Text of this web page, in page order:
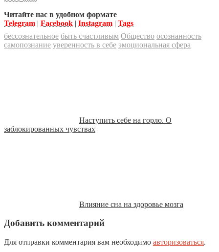
Читайте нас в удобном формате
Telegram | Facebook | Instagram | Tags
бессознательное быть счастливым Общество осознанность
самопознание уверенность в себе эмоциональная сфера
Наступить себе на горло. О
заблокированных чувствах
Влияние сна на здоровье мозга
Добавить комментарий
Для отправки комментария вам необходимо авторизоваться.